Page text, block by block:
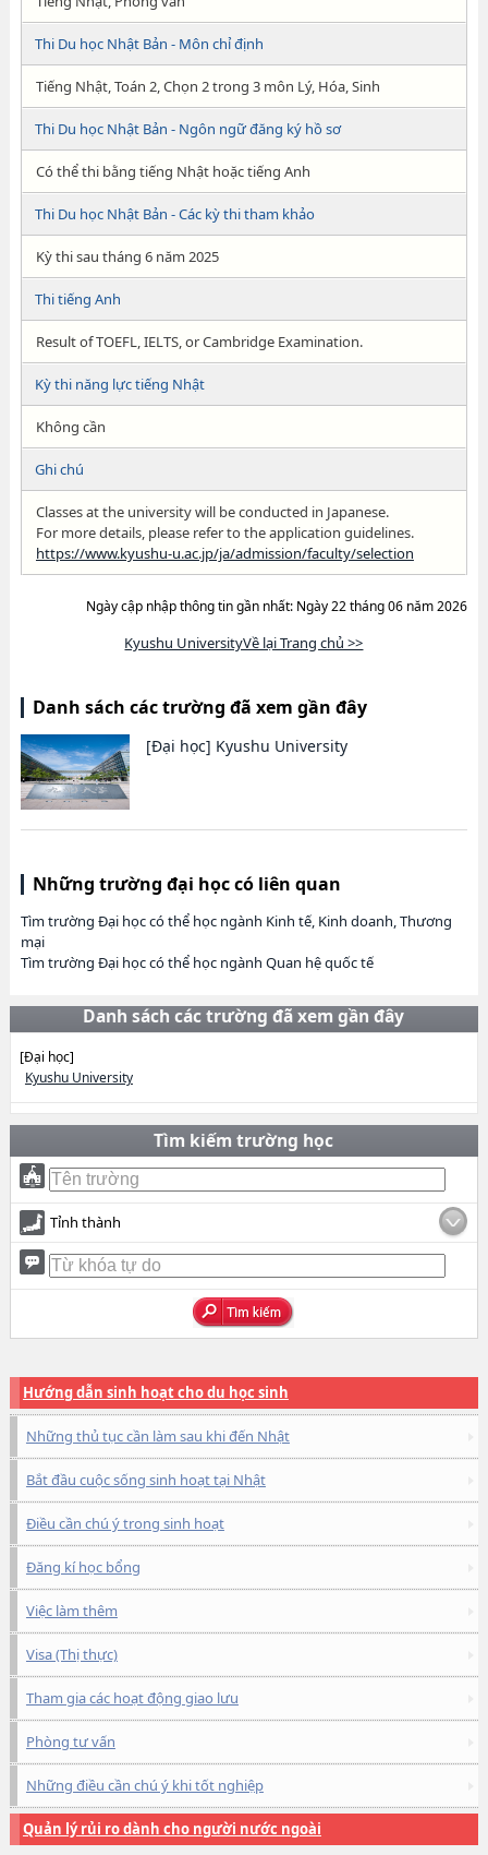
Thi Du học Nhật Bản - Môn chỉ định
Tiếng Nhật, Toán 2, Chọn 2 trong 3 môn Lý, Hóa, Sinh
Thi Du học Nhật Bản - Ngôn ngữ đăng ký hồ sơ
Có thể thi bằng tiếng Nhật hoặc tiếng Anh
Thi Du học Nhật Bản - Các kỳ thi tham khảo
Kỳ thi sau tháng 6 năm 2025
Thi tiếng Anh
Result of TOEFL, IELTS, or Cambridge Examination.
Kỳ thi năng lực tiếng Nhật
Không cần
Ghi chú
Classes at the university will be conducted in Japanese.
For more details, please refer to the application guidelines.
https://www.kyushu-u.ac.jp/ja/admission/faculty/selection
Ngày cập nhập thông tin gần nhất: Ngày 22 tháng 06 năm 2026
Kyushu UniversityVề lại Trang chủ >>
Danh sách các trường đã xem gần đây
[Đại học] Kyushu University
Những trường đại học có liên quan
Tìm trường Đại học có thể học ngành Kinh tế, Kinh doanh, Thương
mại
Tìm trường Đại học có thể học ngành Quan hệ quốc tế
Danh sách các trường đã xem gần đây
[Đại học]
Kyushu University
Tìm kiếm trường học
Tỉnh thành
Hướng dẫn sinh hoạt cho du học sinh
Những thủ tục cần làm sau khi đến Nhật
Bắt đầu cuộc sống sinh hoạt tại Nhật
Điều cần chú ý trong sinh hoạt
Đăng kí học bổng
Việc làm thêm
Visa (Thị thực)
Tham gia các hoạt động giao lưu
Phòng tư vấn
Những điều cần chú ý khi tốt nghiệp
Quản lý rủi ro dành cho người nước ngoài